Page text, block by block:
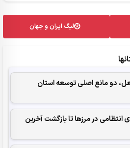
لیگ ایران و جهان
دو مانع اصلی توسعه استان
انتظامی در مرزها تا بازگشت آخرین